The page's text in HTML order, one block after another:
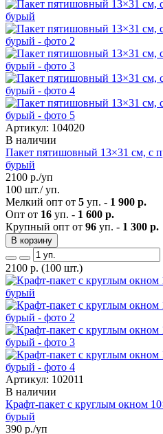
Артикул: 104020
В наличии
Пакет пятишовный 13×31 см, с
бурый
2100 р./уп
100 шт./ уп.
Мелкий опт от 5 уп. - 1 900 р.
Опт от 16 уп. - 1 600 р.
Крупный опт от 96 уп. - 1 300 р.
В корзину
2100 р. (100 шт.)
Артикул: 102011
В наличии
Крафт-пакет с круглым окном
бурый
390 р./уп